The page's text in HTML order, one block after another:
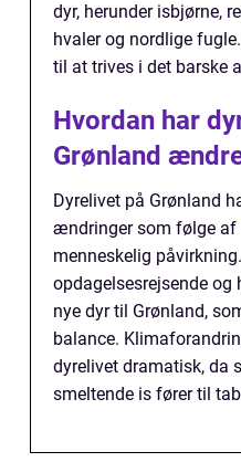
dyr, herunder isbjørne,
hvaler og nordlige
til at trives i det barske
Hvordan har
Grønland
Dyrelivet på Grønland
ændringer som følge af
menneskelig
opdagelsesrejsende
nye dyr til Grønland,
balance.
dyrelivet dramatisk, da
smeltende is fører til